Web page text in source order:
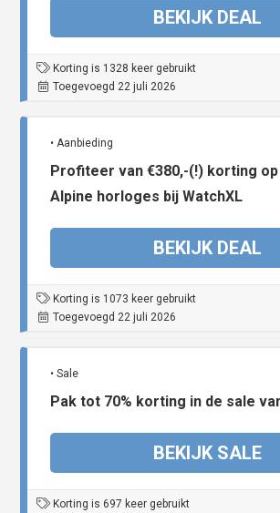
BEKIJK DEAL
Korting is 1328 keer gebruikt
Toegevoegd 22 juli 2026
• Aanbieding
Profiteer van €380,-(!) korting op
Alpine horloges bij WatchXL
BEKIJK DEAL
Korting is 1073 keer gebruikt
Toegevoegd 22 juli 2026
• Sale
Pak tot 70% korting in de sale
BEKIJK SALE
Korting is 697 keer gebruikt